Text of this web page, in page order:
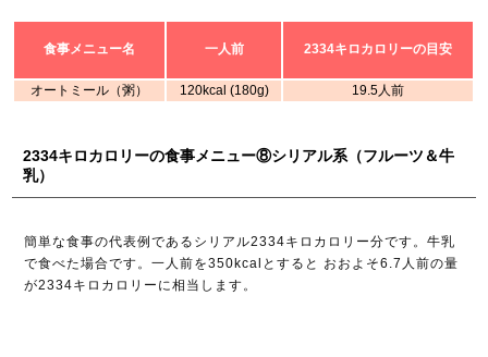
食事メニュー名 一人前 2334キロカロリーの目安
オートミール（粥） 120kcal (180g) 19.5人前
2334キロカロリーの食事メニュー⑧シリアル系（フルーツ＆牛
乳）
簡単な食事の代表例であるシリアル2334キロカロリー分です。牛乳
で食べた場合です。一人前を350kcalとすると おおよそ6.7人前の量
が2334キロカロリーに相当します。